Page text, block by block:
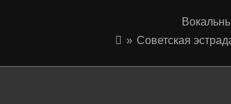
» Советская